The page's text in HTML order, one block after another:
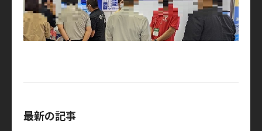
最新の記事